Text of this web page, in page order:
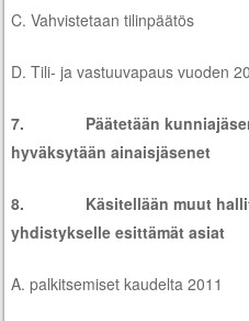
C. Vahvistetaan tilinpäätös
D. Tili- ja vastuuvapaus vuoden
7. Päätetään
hyväksytään ainaisjäsenet
8. Käsitellään muut
yhdistykselle esittämät asiat
A. palkitsemiset kaudelta 2011